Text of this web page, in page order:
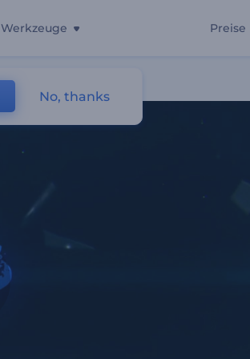
Werkzeuge Preise
No, thanks